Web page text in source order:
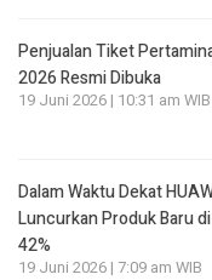
Penjualan Tiket
2026 Resmi Dibuka
19 Juni 2026 | 10:31 am WIB
Dalam Waktu Dekat
Luncurkan Produk Baru
42%
19 Juni 2026 | 7:09 am WIB